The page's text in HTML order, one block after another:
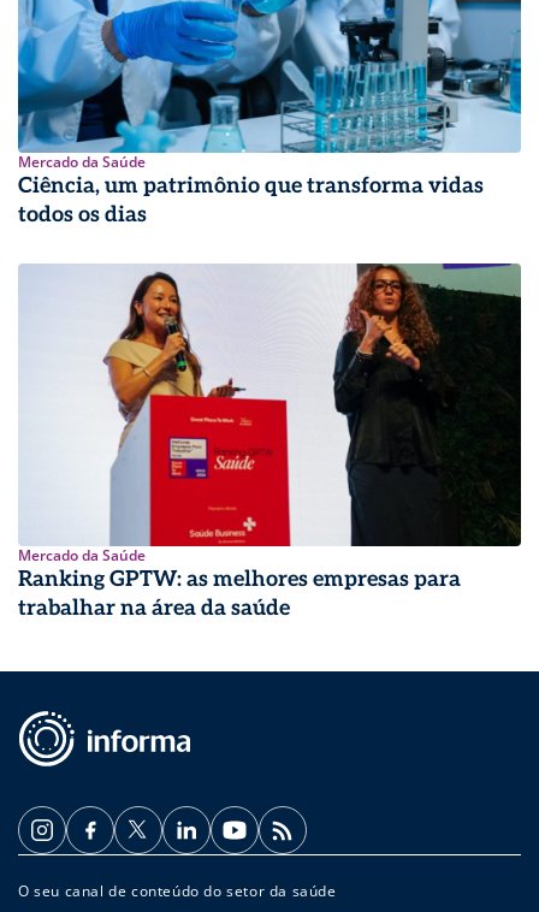
Mercado da Saúde
Ciência, um patrimônio que transforma vidas
todos os dias
Mercado da Saúde
Ranking GPTW: as melhores empresas para
trabalhar na área da saúde
O seu canal de conteúdo do setor da saúde